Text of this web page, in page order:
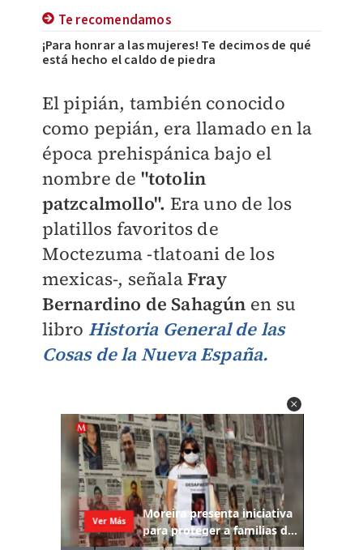
Te recomendamos
¡Para honrar a las mujeres! Te decimos de qué
está hecho el caldo de piedra
El pipián, también conocido
como pepián, era llamado en la
época prehispánica bajo el
nombre de "totolin
patzcalmollo". Era uno de los
platillos favoritos de
Moctezuma -tlatoani de los
mexicas-, señalaFray
Bernardino de Sahagún en su
libro Historia General de las
Cosas de la Nueva España.